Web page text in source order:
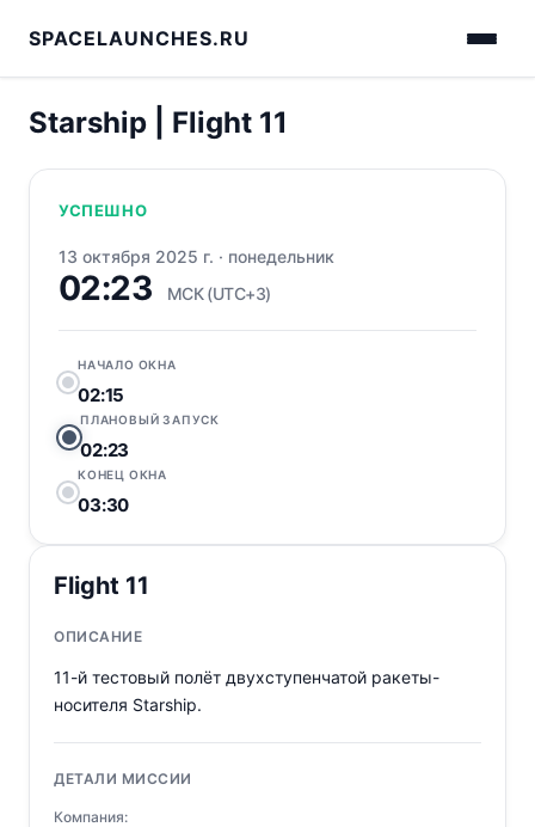
SPACELAUNCHES.RU
Starship | Flight 11
УСПЕШНО
13 октября 2025 г. · понедельник
02:23 МСК (UTC+3)
НАЧАЛО ОКНА
02:15
ПЛАНОВЫЙ ЗАПУСК
02:23
КОНЕЦ ОКНА
03:30
Flight 11
ОПИСАНИЕ
11-й тестовый полёт двухступенчатой ракеты-
носителя Starship.
ДЕТАЛИ МИССИИ
Компания: